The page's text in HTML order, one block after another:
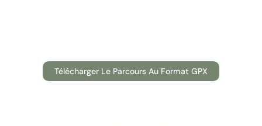
Télécharger Le Parcours Au Format GPX